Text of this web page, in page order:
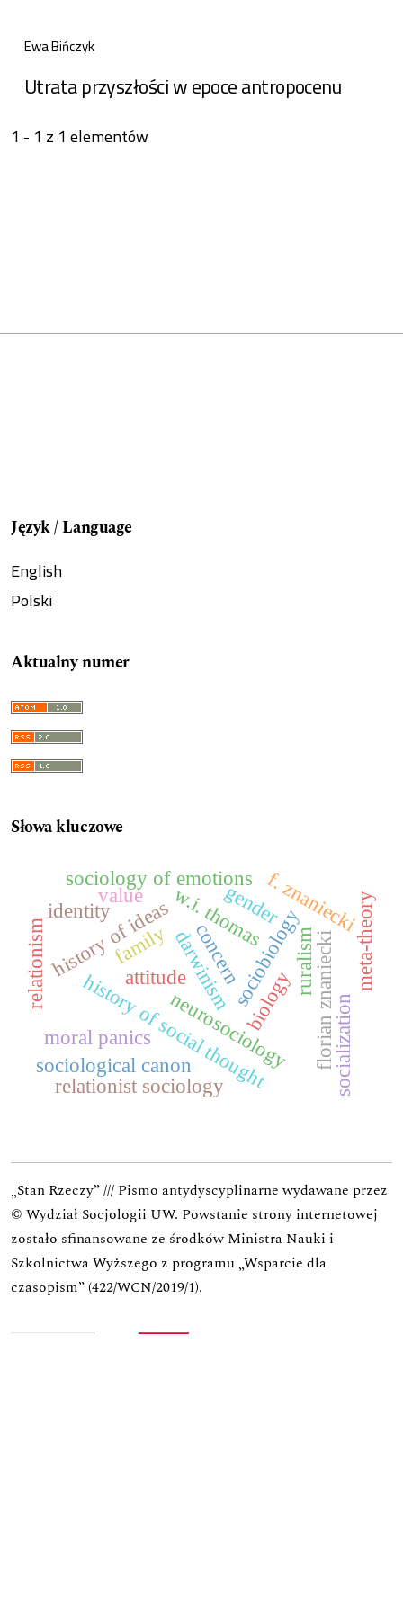
Ewa Bińczyk
Utrata przyszłości w epoce antropocenu
1 - 1 z 1 elementów
Język / Language
English
Polski
Aktualny numer
Słowa kluczowe
neurosociology
biology
sociobiology
history of social thought
darwinism
w.i. thomasf. znaniecki
sociology of emotions
history of ideas
sociological canon florian znaniecki
ruralism
gender
family
moral panics
value
attitude
relationist sociology
relationism meta-theory
socialization
identity
concern
„Stan Rzeczy” /// Pismo antydyscyplinarne wydawane przez
© Wydział Socjologii UW. Powstanie strony internetowej
zostało sfinansowane ze środków Ministra Nauki i
Szkolnictwa Wyższego z programu „Wsparcie dla
czasopism” (422/WCN/2019/1).